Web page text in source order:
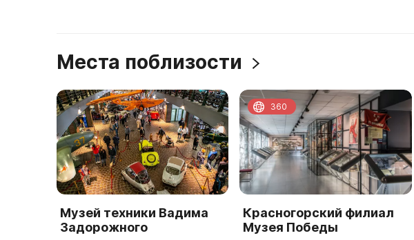
Места поблизости
Музей техники Вадима
Задорожного
Красногорский филиал
Музея Победы
360